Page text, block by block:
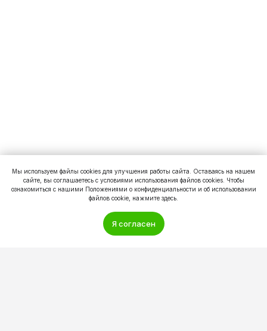
Мы используем файлы cookies для улучшения работы сайта. Оставаясь на нашем
сайте, вы соглашаетесь с условиями использования файлов cookies. Чтобы
ознакомиться с нашими Положениями о конфиденциальности и об использовании
файлов cookie, нажмите здесь.
Я согласен